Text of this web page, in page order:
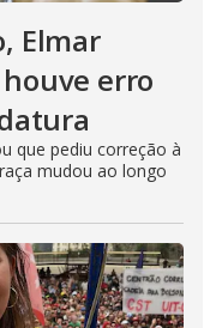
Elmar
erro
que pediu correção à
mudou ao longo